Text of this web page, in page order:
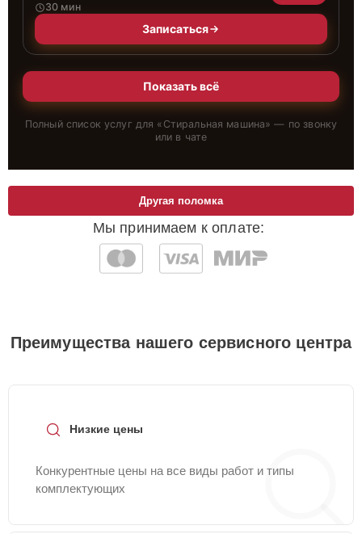
30 мин
Записаться
Показать всё
Полный список услуг для « Стиральная машина» — по звонку
или в чате
Мы принимаем к оплате:
Другая поломка
Преимущества нашего сервисного центра
Низкие цены
Конкурентные цены на все виды работ и типы
комплектующих